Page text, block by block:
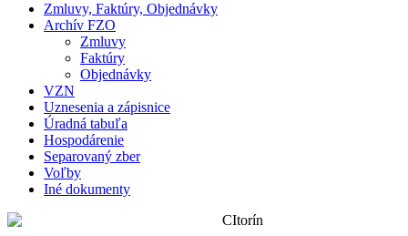
Zmluvy, Faktúry, Objednávky
Archív FZO
Zmluvy
Faktúry
Objednávky
VZN
Uznesenia a zápisnice
Úradná tabuľa
Hospodárenie
Separovaný zber
Voľby
Iné dokumenty